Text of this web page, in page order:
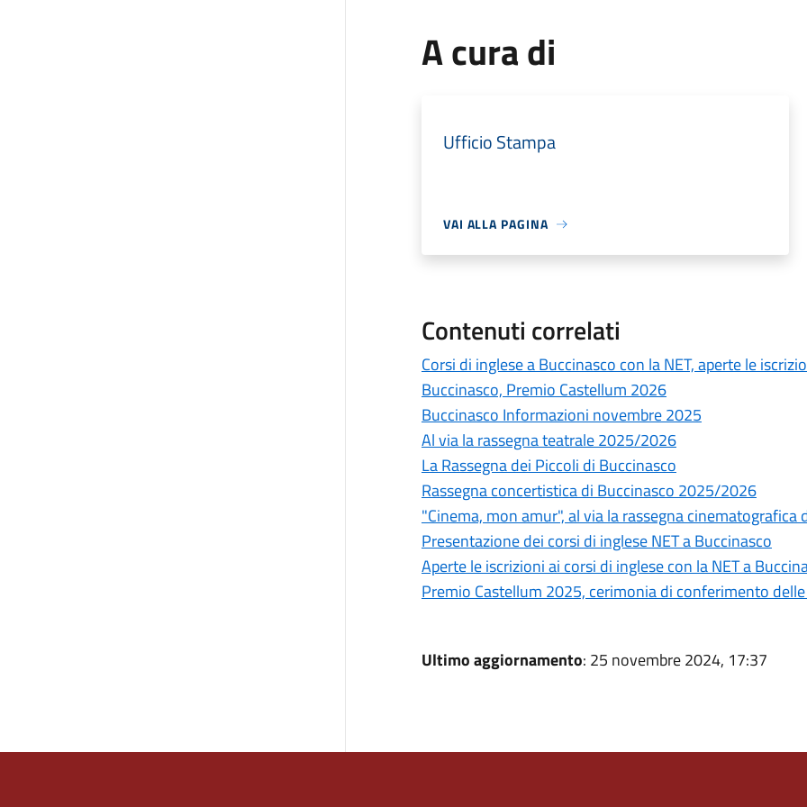
A cura di
Ufficio Stampa
VAI ALLA PAGINA
Contenuti correlati
Corsi di inglese a Buccinasco con la NET, aperte le
Buccinasco, Premio Castellum 2026
Buccinasco Informazioni novembre 2025
Al via la rassegna teatrale 2025/2026
La Rassegna dei Piccoli di Buccinasco
Rassegna concertistica di Buccinasco 2025/2026
"Cinema, mon amur", al via la rassegna cinematografica
Presentazione dei corsi di inglese NET a Buccinasco
Aperte le iscrizioni ai corsi di inglese con la NET a
Premio Castellum 2025, cerimonia di conferimento
Ultimo aggiornamento: 25 novembre 2024, 17:37